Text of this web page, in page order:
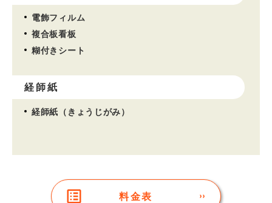
電飾フィルム
複合板看板
糊付きシート
経師紙
経師紙（きょうじがみ）
料金表